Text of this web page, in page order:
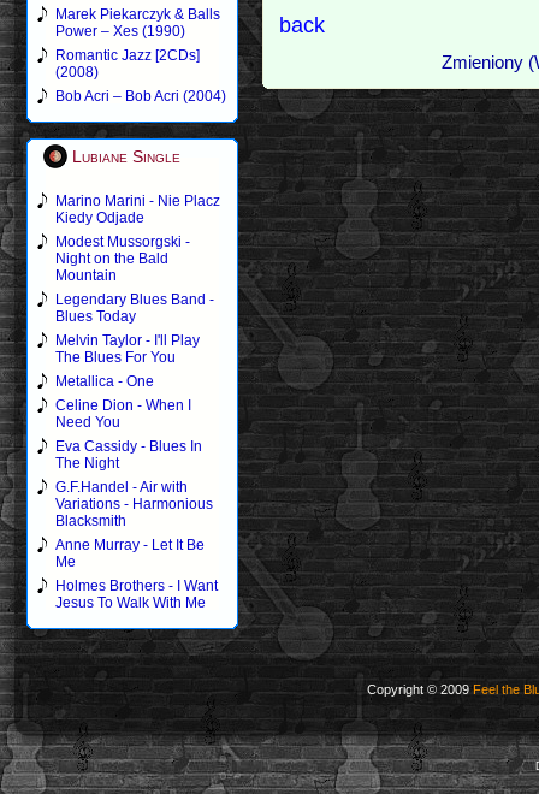
Marek Piekarczyk & Balls
Power – Xes (1990)
Romantic Jazz [2CDs]
(2008)
Bob Acri – Bob Acri (2004)
Lubiane Single
Marino Marini - Nie Placz
Kiedy Odjade
Modest Mussorgski -
Night on the Bald
Mountain
Legendary Blues Band -
Blues Today
Melvin Taylor - I'll Play
The Blues For You
Metallica - One
Celine Dion - When I
Need You
Eva Cassidy - Blues In
The Night
G.F.Handel - Air with
Variations - Harmonious
Blacksmith
Anne Murray - Let It Be
Me
Holmes Brothers - I Want
Jesus To Walk With Me
back
Zmieniony
Copyright © 2009Feel the